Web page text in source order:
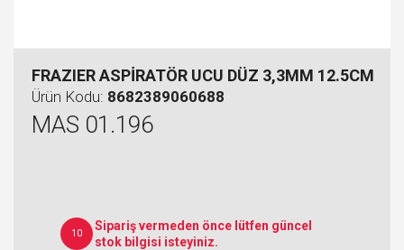
FRAZIER ASPİRATÖR UCU DÜZ 3,3MM 12.5CM
Ürün Kodu: 8682389060688
MAS 01.196
10
Sipariş vermeden önce lütfen güncel
stok bilgisi isteyiniz.